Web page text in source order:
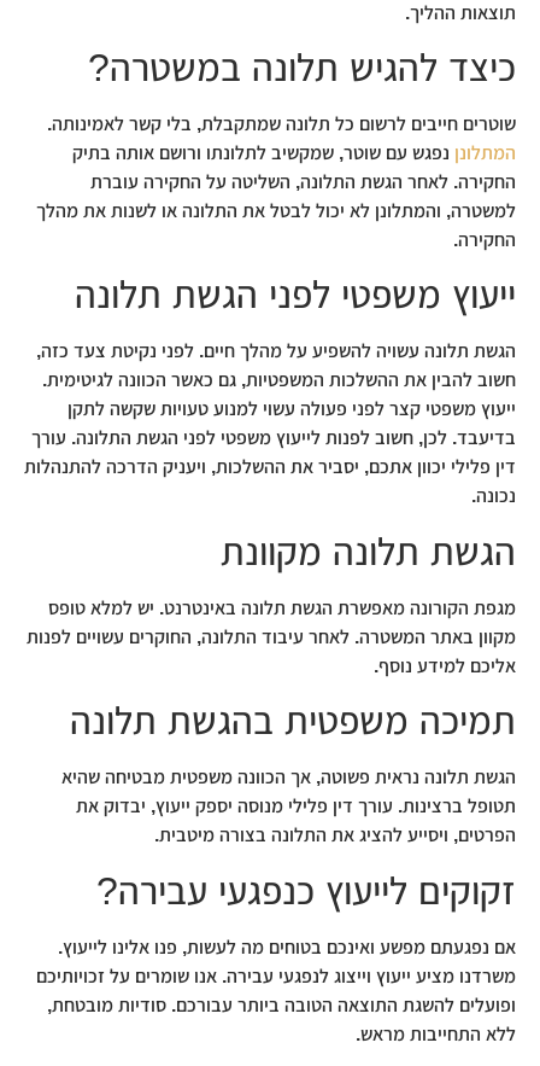
תוצאות ההליך.
כיצד להגיש תלונה במשטרה?
שוטרים חייבים לרשום כל תלונה שמתקבלת, בלי קשר לאמינותה.
המתלונן נפגש עם שוטר, שמקשיב לתלונתו ורושם אותה בתיק
החקירה. לאחר הגשת התלונה, השליטה על החקירה עוברת
למשטרה, והמתלונן לא יכול לבטל את התלונה או לשנות את מהלך
החקירה.
ייעוץ משפטי לפני הגשת תלונה
הגשת תלונה עשויה להשפיע על מהלך חיים. לפני נקיטת צעד כזה,
חשוב להבין את ההשלכות המשפטיות, גם כאשר הכוונה לגיטימית.
ייעוץ משפטי קצר לפני פעולה עשוי למנוע טעויות שקשה לתקן
בדיעבד. לכן, חשוב לפנות לייעוץ משפטי לפני הגשת התלונה. עורך
דין פלילי יכוון אתכם, יסביר את ההשלכות, ויעניק הדרכה להתנהלות
נכונה.
הגשת תלונה מקוונת
מגפת הקורונה מאפשרת הגשת תלונה באינטרנט. יש למלא טופס
מקוון באתר המשטרה. לאחר עיבוד התלונה, החוקרים עשויים לפנות
אליכם למידע נוסף.
תמיכה משפטית בהגשת תלונה
הגשת תלונה נראית פשוטה, אך הכוונה משפטית מבטיחה שהיא
תטופל ברצינות. עורך דין פלילי מנוסה יספק ייעוץ, יבדוק את
הפרטים, ויסייע להציג את התלונה בצורה מיטבית.
זקוקים לייעוץ כנפגעי עבירה?
אם נפגעתם מפשע ואינכם בטוחים מה לעשות, פנו אלינו לייעוץ.
משרדנו מציע ייעוץ וייצוג לנפגעי עבירה. אנו שומרים על זכויותיכם
ופועלים להשגת התוצאה הטובה ביותר עבורכם. סודיות מובטחת,
ללא התחייבות מראש.